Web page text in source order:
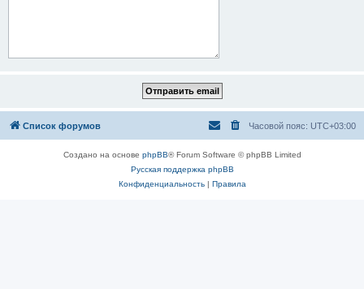
Список форумов Часовой пояс: UTC+03:00
Создано на основе phpBB® Forum Software © phpBB Limited
Русская поддержка phpBB
Конфиденциальность| Правила